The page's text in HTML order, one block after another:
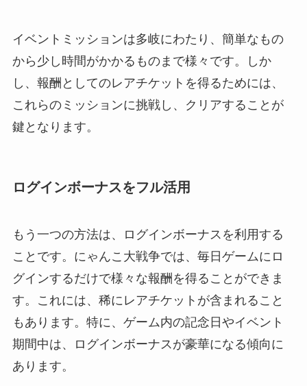
イベントミッションは多岐にわたり、簡単なもの
から少し時間がかかるものまで様々です。しか
し、報酬としてのレアチケットを得るためには、
これらのミッションに挑戦し、クリアすることが
鍵となります。
ログインボーナスをフル活用
もう一つの方法は、ログインボーナスを利用する
ことです。にゃんこ大戦争では、毎日ゲームにロ
グインするだけで様々な報酬を得ることができま
す。これには、稀にレアチケットが含まれること
もあります。特に、ゲーム内の記念日やイベント
期間中は、ログインボーナスが豪華になる傾向に
あります。